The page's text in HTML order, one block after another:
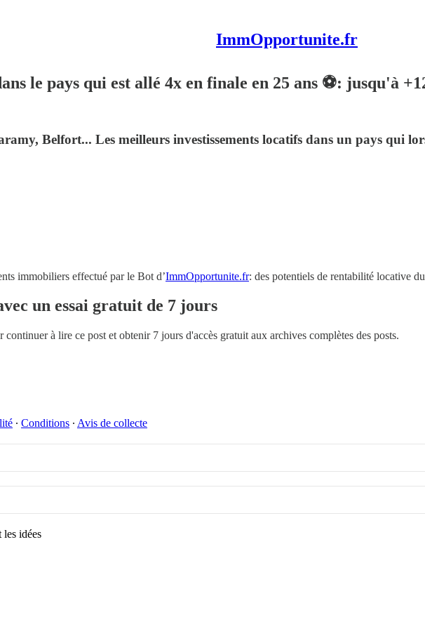
ImmOpportunite.fr
le pays qui est allé 4x en finale en 25 ans ⚽️: jusqu'à
Belfort... Les meilleurs investissements locatifs dans un pays qui
immobiliers effectué par le Bot d’ImmOpportunite.fr: des potentiels de rentabilité locative
un essai gratuit de 7 jours
continuer à lire ce post et obtenir 7 jours d'accès gratuit aux archives complètes des posts.
∙ Conditions ∙ Avis de collecte
idées